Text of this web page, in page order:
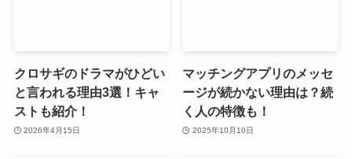
クロサギのドラマがひどい
と言われる理由3選！キャ
ストも紹介！
2026年4月15日
マッチングアプリのメッセ
ージが続かない理由は？続
く人の特徴も！
2025年10月10日